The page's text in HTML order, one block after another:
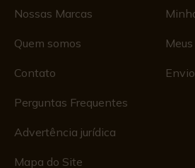
Nossas Marcas
Quem somos
Contato
Perguntas Frequentes
Advertência jurídica
Mapa do Site